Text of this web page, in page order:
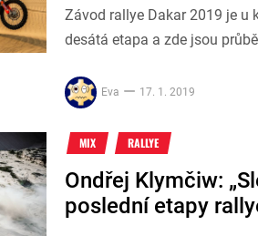
Závod rallye Dakar 2019 je u
desátá etapa a zde jsou
Eva 17. 1. 2019
MIX RALLYE
Ondřej Klymčiw:
poslední etapy